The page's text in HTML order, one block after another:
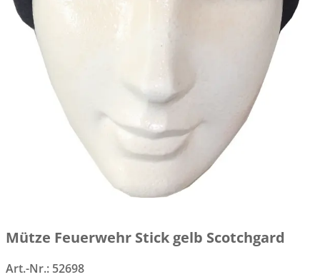
Mütze Feuerwehr Stick gelb Scotchgard
Art.-Nr.: 52698